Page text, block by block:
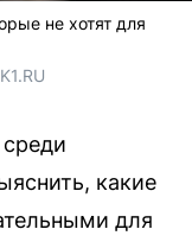
не хотят для
какие
для